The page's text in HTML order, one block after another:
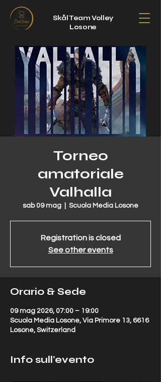
Skål Team Volley
Losone
Torneo
amatoriale
Valhalla
sab 09 mag Scuola Media Losone
Registration is closed
See other events
Orario & Sede
09 mag 2026, 07:00 – 19:00
Scuola Media Losone, Via Primore 13, 6616
Losone, Switzerland
Info sull'evento